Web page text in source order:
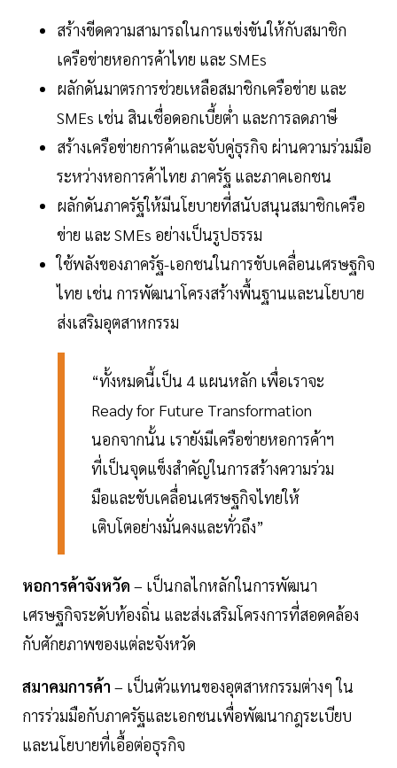
สร้างขีดความสามารถในการแข่งขันให้กับสมาชิก
เครือข่ายหอการค้าไทย และ SMEs
ผลักดันมาตรการช่วยเหลือสมาชิกเครือข่าย และ
SMEs เช่น สินเชื่อดอกเบี้ยต่ำ และการลดภาษี
สร้างเครือข่ายการค้าและจับคู่ธุรกิจ ผ่านความร่วมมือ
ระหว่างหอการค้าไทย ภาครัฐ และภาคเอกชน
ผลักดันภาครัฐให้มีนโยบายที่สนับสนุนสมาชิกเครือ
ข่าย และ SMEs อย่างเป็นรูปธรรม
ใช้พลังของภาครัฐ-เอกชนในการขับเคลื่อนเศรษฐกิจ
ไทย เช่น การพัฒนาโครงสร้างพื้นฐานและนโยบาย
ส่งเสริมอุตสาหกรรม
“ทั้งหมดนี้เป็น 4 แผนหลัก เพื่อเราจะ
Ready for Future Transformation
นอกจากนั้น เรายังมีเครือข่ายหอการค้าฯ
ที่เป็นจุดแข็งสำคัญในการสร้างความร่วม
มือและขับเคลื่อนเศรษฐกิจไทยให้
เติบโตอย่างมั่นคงและทั่วถึง”
หอการค้าจังหวัด – เป็นกลไกหลักในการพัฒนา
เศรษฐกิจระดับท้องถิ่น และส่งเสริมโครงการที่สอดคล้อง
กับศักยภาพของแต่ละจังหวัด
สมาคมการค้า – เป็นตัวแทนของอุตสาหกรรมต่างๆ ใน
การร่วมมือกับภาครัฐและเอกชนเพื่อพัฒนากฎระเบียบ
และนโยบายที่เอื้อต่อธุรกิจ